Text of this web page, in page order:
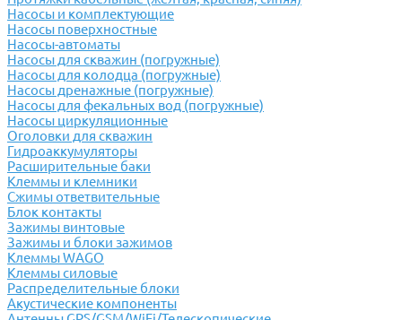
Насосы и комплектующие
Насосы поверхностные
Насосы-автоматы
Насосы для скважин (погружные)
Насосы для колодца (погружные)
Насосы дренажные (погружные)
Насосы для фекальных вод (погружные)
Насосы циркуляционные
Оголовки для скважин
Гидроаккумуляторы
Расширительные баки
Клеммы и клемники
Cжимы ответвительные
Блок контакты
Зажимы винтовые
Зажимы и блоки зажимов
Клеммы WAGO
Клеммы силовые
Распределительные блоки
Акустические компоненты